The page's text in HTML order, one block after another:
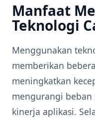
Manfaat
Teknologi
Menggunakan
memberikan
meningkatkan
mengurangi beban
kinerja aplikasi.